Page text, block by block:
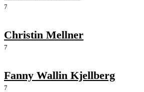
7
Christin Mellner
7
Fanny Wallin Kjellberg
7